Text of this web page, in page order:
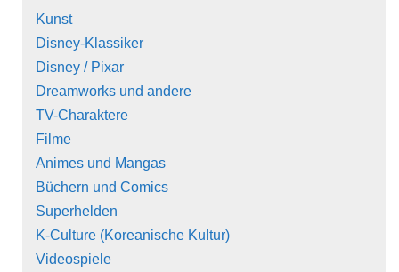
Kunst
Disney-Klassiker
Disney / Pixar
Dreamworks und andere
TV-Charaktere
Filme
Animes und Mangas
Büchern und Comics
Superhelden
K-Culture (Koreanische Kultur)
Videospiele